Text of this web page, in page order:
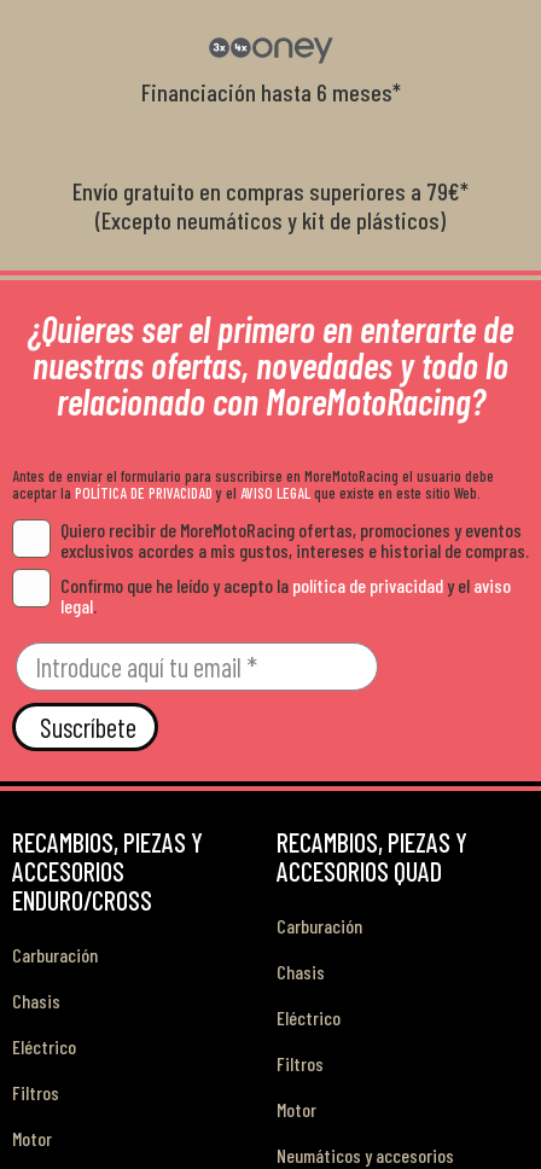
Financiación hasta 6 meses*
Envío gratuito en compras superiores a 79€*
(Excepto neumáticos y kit de plásticos)
¿Quieres ser el primero en enterarte de
nuestras ofertas, novedades y todo lo
relacionado con MoreMotoRacing?
Antes de enviar el formulario para suscribirse en MoreMotoRacing el usuario debe
aceptar la POLÍTICA DE PRIVACIDADy el AVISO LEGALque existe en este sitio Web.
Quiero recibir de MoreMotoRacing ofertas, promociones y eventos
exclusivos acordes a mis gustos, intereses e historial de compras.
Confirmo que he leído y acepto la política de privacidady el aviso
legal.
Suscríbete
RECAMBIOS, PIEZAS Y
ACCESORIOS
ENDURO/CROSS
Carburación
Chasis
Eléctrico
Filtros
Motor
RECAMBIOS, PIEZAS Y
ACCESORIOS QUAD
Carburación
Chasis
Eléctrico
Filtros
Motor
Neumáticos y accesorios